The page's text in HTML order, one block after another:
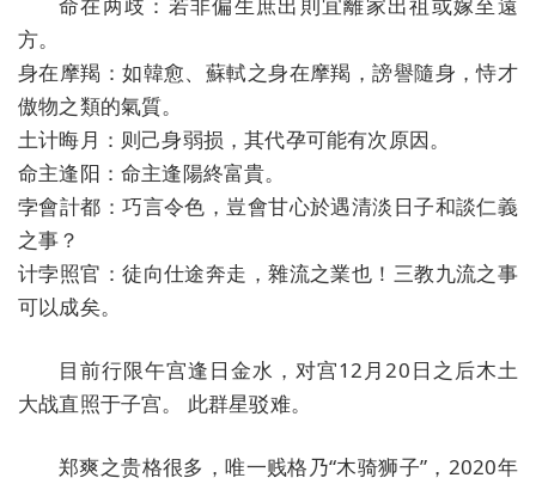
方。
身在摩羯：如韓愈、蘇軾之身在摩羯，謗譽隨身，恃才
傲物之類的氣質。
土计晦月：则己身弱损，其代孕可能有次原因。
命主逢阳：命主逢陽終富貴。
孛會計都：巧言令色，豈會甘心於遇清淡日子和談仁義
之事？
计孛照官：徒向仕途奔走，雜流之業也！三教九流之事
可以成矣。
目前行限午宫逢日金水，对宫12月20日之后木土
大战直照于子宫。 此群星驳难。
郑爽之贵格很多，唯一贱格乃“木骑狮子”，2020年